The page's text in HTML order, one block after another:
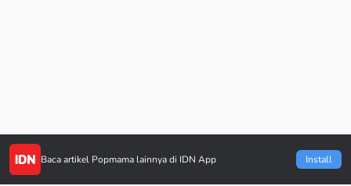
Baca artikel Popmama lainnya di IDN App Install